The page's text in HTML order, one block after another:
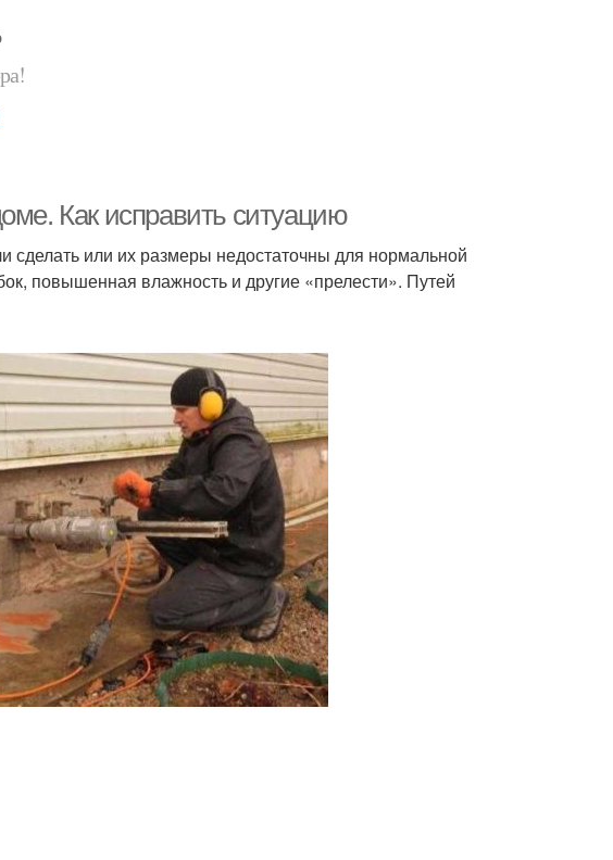
Как исправить ситуацию
сделать или их размеры недостаточны для нормальной
повышенная влажность и другие «прелести». Путей